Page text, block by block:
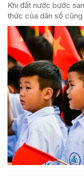
Khi đất nước bước
thức của dân số cũng